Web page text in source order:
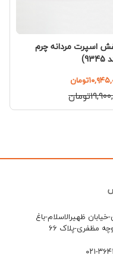
اسپرت مردانه چرم
ظهیرالاسلام-باغ
مظفری-پلاک 66
۰۲۱